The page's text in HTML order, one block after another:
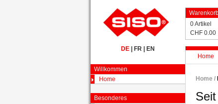
DE FR EN
0 Artikel
CHF 0.00
Home
Willkommen
Home
Besonderes
Home /